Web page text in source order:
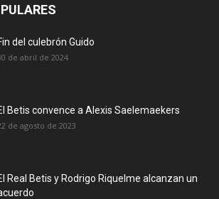
del culebrón Guido
de abril de 2024
Betis convence a Alexis Saelemaekers
de agosto de 2023
Real Betis y Rodrigo Riquelme alcanzan un